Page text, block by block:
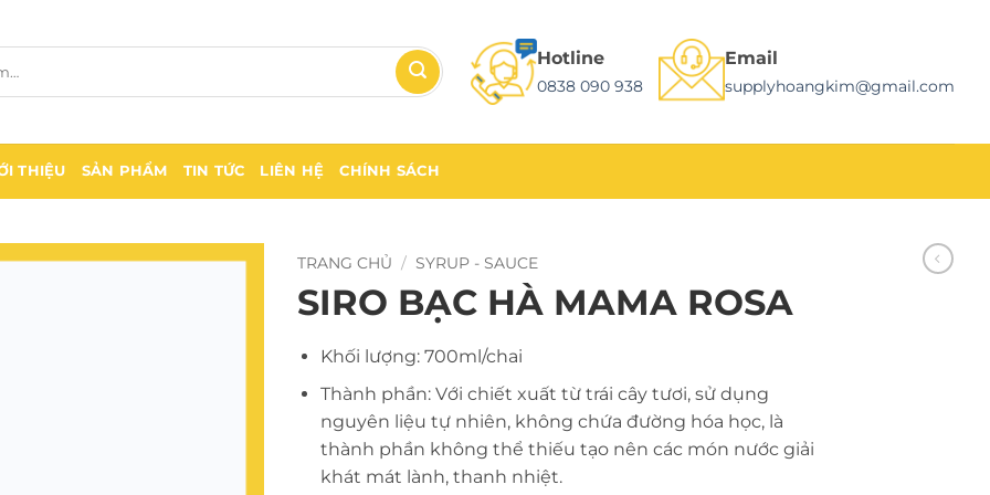
Hotline
0838 090 938
Email
supplyhoangkim@gmail.com
THIỆU SẢN PHẨM TIN TỨC LIÊN HỆ CHÍNH SÁCH
TRANG CHỦ / SYRUP - SAUCE
SIRO BẠC HÀ MAMA ROSA
Khối lượng: 700ml/chai
Thành phần: Với chiết xuất từ trái cây tươi, sử dụng
nguyên liệu tự nhiên, không chứa đường hóa học, là
thành phần không thể thiếu tạo nên các món nước giải
khát mát lành, thanh nhiệt.